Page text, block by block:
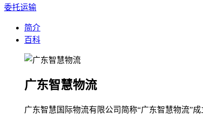
委托运输
简介
百科
广东智慧物流
广东智慧国际物流有限公司简称“广东智慧物流”